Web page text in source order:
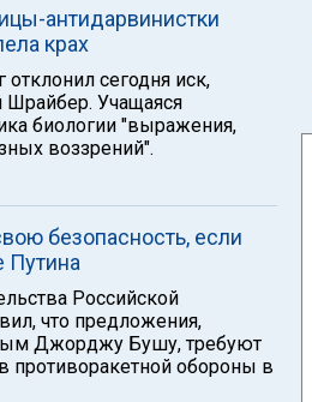
антидарвинистки
крах
отклонил сегодня иск,
Учащаяся
биологии "выражения,
воззрений".
безопасность, если
Путина
Российской
что предложения,
Джорджу Бушу, требуют
противоракетной обороны в